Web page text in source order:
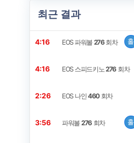
최근 결과
4:15 EOS 파워볼276회차 홀
4:15 EOS 스피드키노276 회차
2:25 EOS 나인460회차
3:55 파워볼276회차 홀